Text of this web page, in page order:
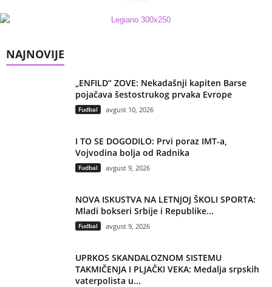
NAJNOVIJE
„ENFILD“ ZOVE: Nekadašnji kapiten Barse
pojačava šestostrukog prvaka Evrope
Fudbal avgust 10, 2026
I TO SE DOGODILO: Prvi poraz IMT-a,
Vojvodina bolja od Radnika
Fudbal avgust 9, 2026
NOVA ISKUSTVA NA LETNJOJ ŠKOLI SPORTA:
Mladi bokseri Srbije i Republike...
Fudbal avgust 9, 2026
UPRKOS SKANDALOZNOM SISTEMU
TAKMIČENJA I PLJAČKI VEKA: Medalja srpskih
vaterpolista u...